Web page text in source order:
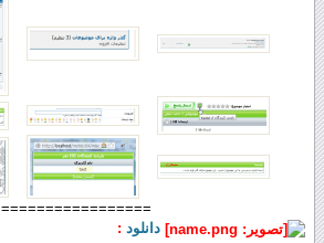
=================
دانلود :